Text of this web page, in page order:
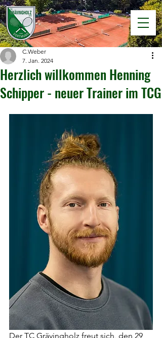
Herzlich willkommen Henning
Schipper - neuer Trainer im TCG
C.Weber
7. Jan. 2024
Der TC Grävingholz freut sich, den 29